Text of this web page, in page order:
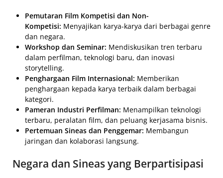
Pemutaran Film Kompetisi dan Non-
Kompetisi: Menyajikan karya-karya dari berbagai genre
dan negara.
Workshop dan Seminar: Mendiskusikan tren terbaru
dalam perfilman, teknologi baru, dan inovasi
storytelling.
Penghargaan Film Internasional: Memberikan
penghargaan kepada karya terbaik dalam berbagai
kategori.
Pameran Industri Perfilman: Menampilkan teknologi
terbaru, peralatan film, dan peluang kerjasama bisnis.
Pertemuan Sineas dan Penggemar: Membangun
jaringan dan kolaborasi langsung.
Negara dan Sineas yang Berpartisipasi